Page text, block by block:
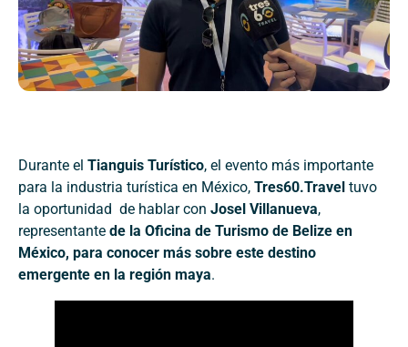
Durante el Tianguis Turístico, el evento más importante
para la industria turística en México, Tres60.Travel tuvo
la oportunidad de hablar con Josel Villanueva,
representante de la Oficina de Turismo de Belize en
México, para conocer más sobre este destino
emergente en la región maya.